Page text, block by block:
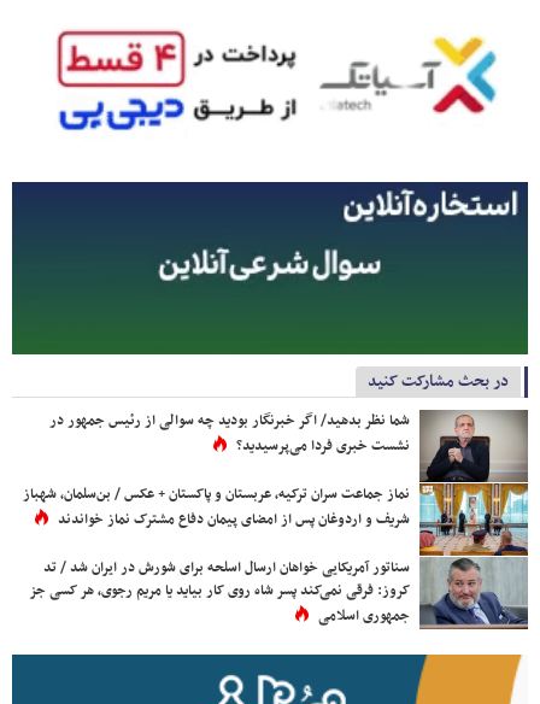
در بحث مشارکت کنید
شما نظر بدهید/ اگر خبرنگار بودید چه سوالی از رئیس جمهور در
نشست خبری فردا می‌پرسیدید؟
نماز جماعت سران ترکیه، عربستان و پاکستان + عکس / بن‌سلمان، شهباز
شریف و اردوغان پس از امضای پیمان دفاع مشترک نماز خواندند
سناتور آمریکایی خواهان ارسال اسلحه برای شورش در ایران شد / تد
کروز: فرقی نمی‌کند پسر شاه روی کار بیاید یا مریم رجوی، هر کسی جز
جمهوری اسلامی